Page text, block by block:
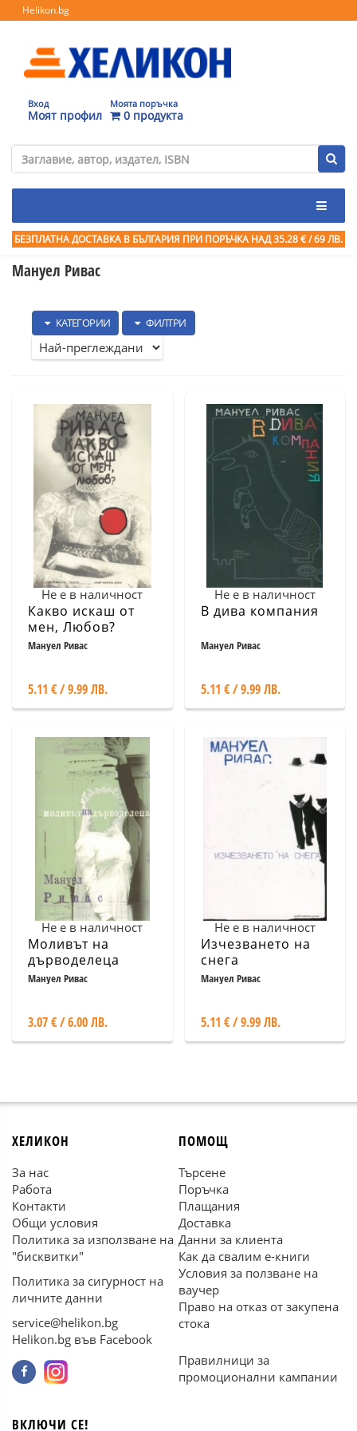
Helikon.bg
Вход
Моят профил
Моята поръчка
0 продукта
БЕЗПЛАТНА ДОСТАВКА В БЪЛГАРИЯ ПРИ ПОРЪЧКА НАД 35.28 € / 69 ЛВ.
Мануел Ривас
КАТЕГОРИИ ФИЛТРИ
Не е в наличност
Какво искаш от
мен, Любов?
Мануел Ривас
5.11 € / 9.99 ЛВ.
Не е в наличност
В дива компания
Мануел Ривас
5.11 € / 9.99 ЛВ.
Не е в наличност
Моливът на
дърводелеца
Мануел Ривас
3.07 € / 6.00 ЛВ.
Не е в наличност
Изчезването на
снега
Мануел Ривас
5.11 € / 9.99 ЛВ.
ХЕЛИКОН
За нас
Работа
Контакти
Общи условия
Политика за използване на
"бисквитки"
Политика за сигурност на
личните данни
service@helikon.bg
Helikon.bg във Facebook
ПОМОЩ
Търсене
Поръчка
Плащания
Доставка
Данни за клиента
Как да свалим е-книги
Условия за ползване на
ваучер
Право на отказ от закупена
стока
Правилници за
промоционални кампании
ВКЛЮЧИ СЕ!